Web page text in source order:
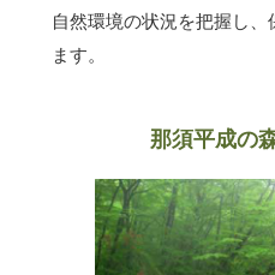
自然環境の状況を把握し
ます。
那須平成の